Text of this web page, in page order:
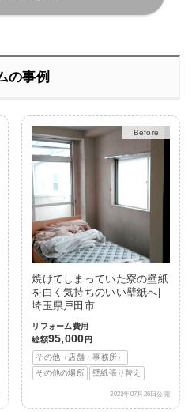
の事例
Before
After
焼けてしまっていた寮の壁紙
を白く気持ちのいい壁紙へ|
埼玉県戸田市
リフォーム費用
総額95,000 円
その他（店舗・事務所）
その他の場所
壁紙張り替え
2023年07月26日公開